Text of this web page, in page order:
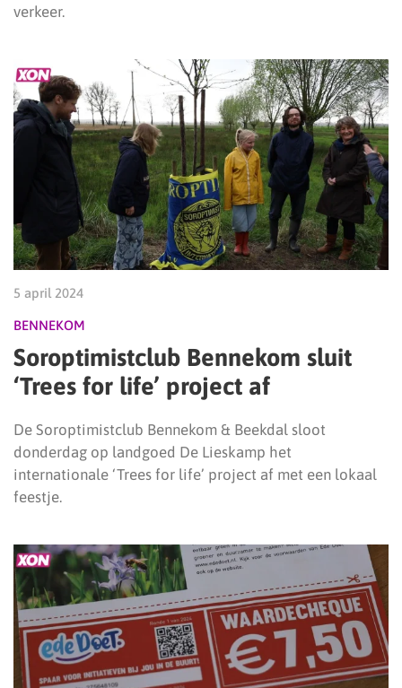
verkeer.
5 april 2024
BENNEKOM
Soroptimistclub Bennekom sluit
‘Trees for life’ project af
De Soroptimistclub Bennekom & Beekdal sloot
donderdag op landgoed De Lieskamp het
internationale ‘Trees for life’ project af met een lokaal
feestje.